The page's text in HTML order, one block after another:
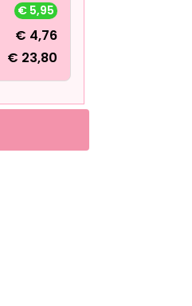
€ 5,95
€ 4,76
€ 23,80